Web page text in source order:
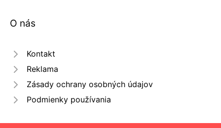
O nás
Kontakt
Reklama
Zásady ochrany osobných údajov
Podmienky používania